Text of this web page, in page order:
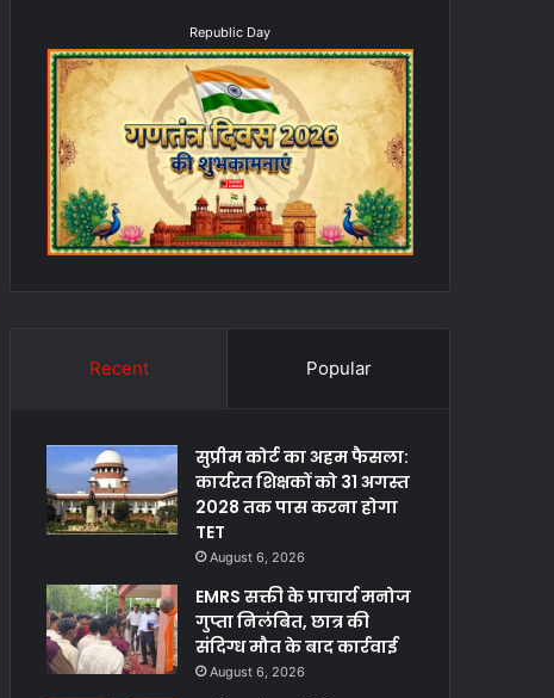
Republic Day
Recent Popular
सुप्रीम कोर्ट का अहम फैसला:
कार्यरत शिक्षकों को 31 अगस्त
2028 तक पास करना होगा
TET
August 6, 2026
EMRS सक्ती के प्राचार्य मनोज
गुप्ता निलंबित, छात्र की
संदिग्ध मौत के बाद कार्रवाई
August 6, 2026